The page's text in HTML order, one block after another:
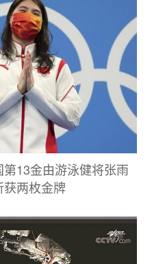
13金由游泳健将张雨
两枚金牌